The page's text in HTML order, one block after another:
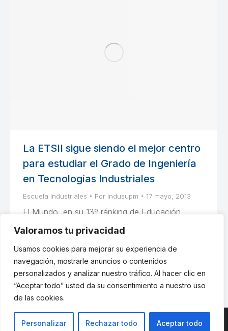
Valoramos tu privacidad
Usamos cookies para mejorar su experiencia de
navegación, mostrarle anuncios o contenidos
personalizados y analizar nuestro tráfico. Al hacer clic en
“Aceptar todo” usted da su consentimiento a nuestro uso
de las cookies.
Personalizar Rechazar todo Aceptar todo
La ETSII sigue siendo el mejor centro
para estudiar el Grado de Ingeniería
en Tecnologías Industriales
Escuela Industriales Por indusupm 17 mayo, 2013
El Mundo, en su 13º ránking de Educación
Superior, vuelve a situar a la Escuela Industriales
UPM en lo más alto de la lista de las
instituciones académicas.